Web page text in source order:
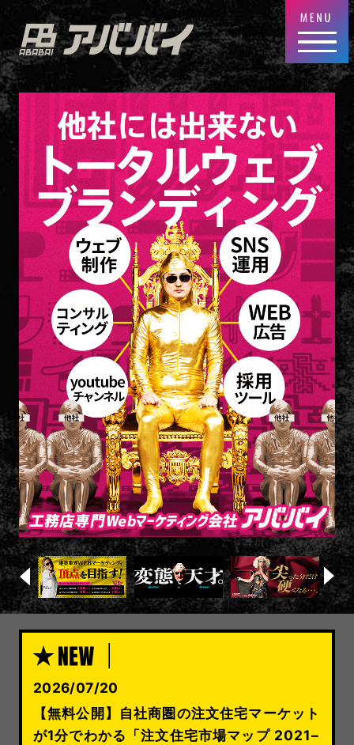
2026/07/20
【無料公開】自社商圏の注文住宅マーケット
が1分でわかる「注文住宅市場マップ 2021–